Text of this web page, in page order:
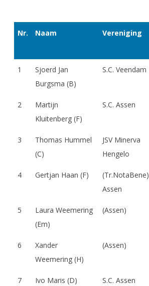
Nr. Naam Vereniging
1
Sjoerd Jan
Burgsma (B)
S.C. Veendam
2
Martijn
Kluitenberg (F)
S.C. Assen
3
Thomas Hummel
(C)
JSV Minerva
Hengelo
4 Gertjan Haan (F)
(Tr.NotaBene)
Assen
5
Laura Weemering
(Em)
(Assen)
6
Xander
Weemering (H)
(Assen)
7 Ivo Maris (D) S.C. Assen